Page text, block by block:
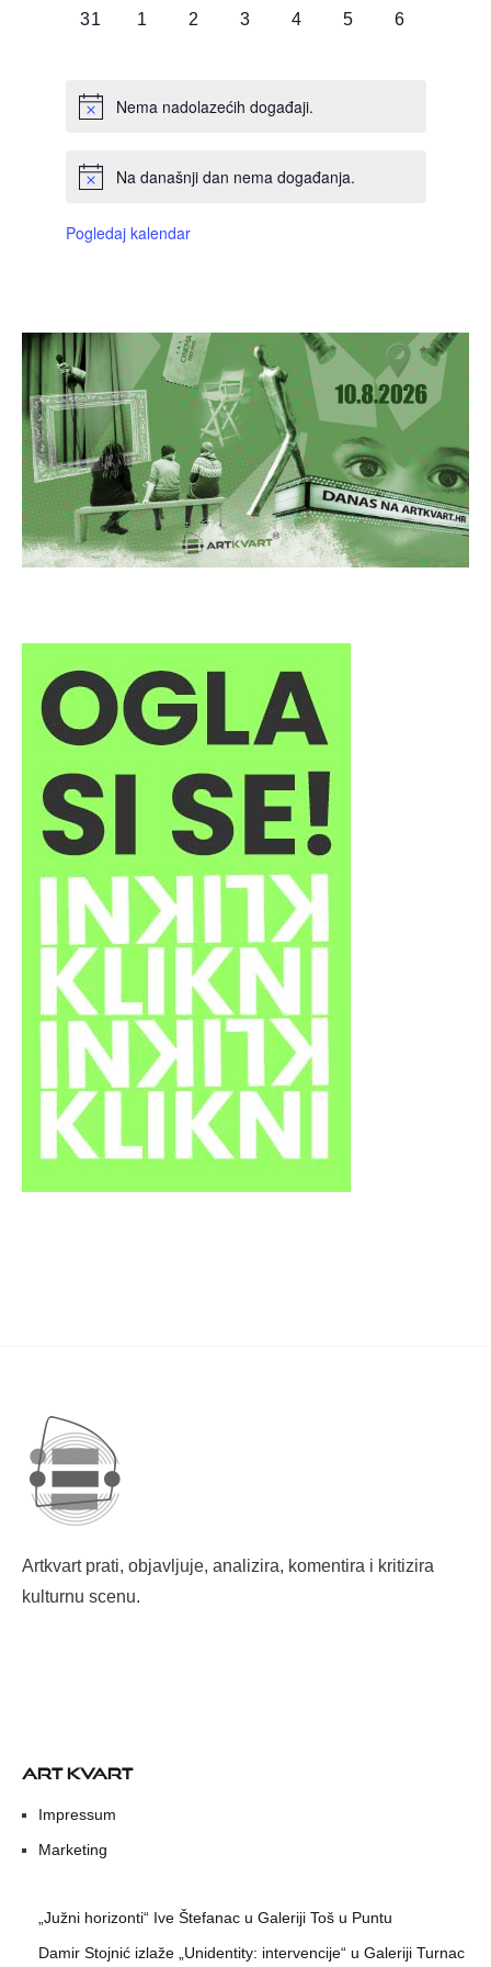
0
31
0
1
0
2
0
3
0
4
0
5
0
6
Nema nadolazećih događaji.
Na današnji dan nema događanja.
Pogledaj kalendar
Artkvart prati, objavljuje, analizira, komentira i kritizira
kulturnu scenu.
ART KVART
Impressum
Marketing
„Južni horizonti“ Ive Štefanac u Galeriji Toš u Puntu
Damir Stojnić izlaže „Unidentity: intervencije“ u Galeriji Turnac